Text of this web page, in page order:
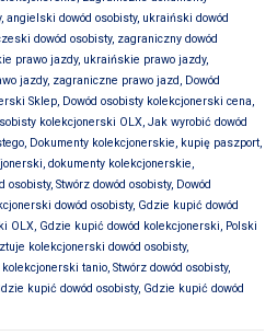
angielski dowód osobisty, ukraiński dowód
dowód osobisty, zagraniczny dowód
prawo jazdy, ukraińskie prawo jazdy,
jazdy, zagraniczne prawo jazd, Dowód
Sklep, Dowód osobisty kolekcjonerski cena,
kolekcjonerski OLX, Jak wyrobić dowód
Dokumenty kolekcjonerskie, kupię paszport,
dokumenty kolekcjonerskie,
Stwórz dowód osobisty, Dowód
dowód osobisty, Gdzie kupić dowód
OLX, Gdzie kupić dowód kolekcjonerski, Polski
kolekcjonerski dowód osobisty,
tanio, Stwórz dowód osobisty,
kupić dowód osobisty, Gdzie kupić dowód